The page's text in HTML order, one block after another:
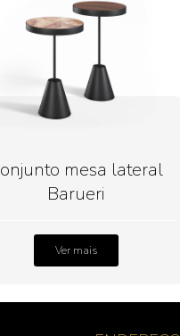
mesa lateral
Barueri
Ver mais